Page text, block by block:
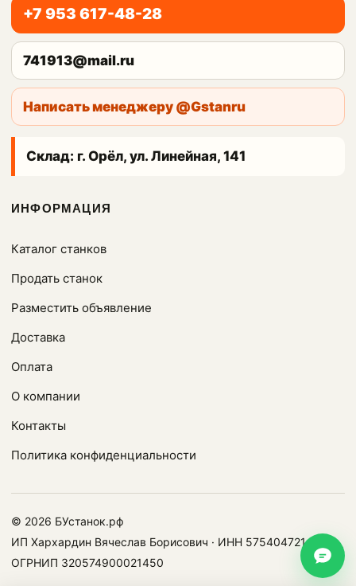
+7 953 617-48-28
741913@mail.ru
Написать менеджеру @Gstanru
Склад: г. Орёл, ул. Линейная, 141
ИНФОРМАЦИЯ
Каталог станков
Продать станок
Разместить объявление
Доставка
Оплата
О компании
Контакты
Политика конфиденциальности
© 2026 БУстанок.рф
ИП Хархардин Вячеслав Борисович · ИНН 575404721478 ·
ОГРНИП 320574900021450